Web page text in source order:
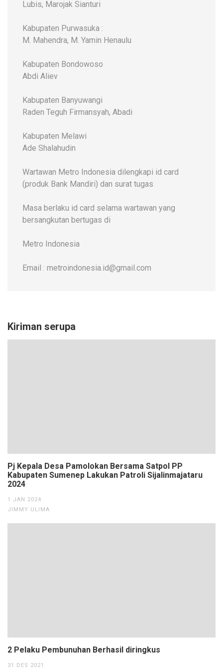
Lubis, Marojak Sianturi
Kabupaten Purwasuka :
M. Mahendra, M. Yamin Henaulu
Kabupaten Bondowoso
Abdi Aliev
Kabupaten Banyuwangi
Raden Teguh Firmansyah, Abadi
Kabupaten Melawi
Ade Shalahudin
Wartawan Metro Indonesia dilengkapi id card
(produk Bank Mandiri) dan surat tugas
Masa berlaku id card selama wartawan yang
bersangkutan bertugas di
Metro Indonesia
Email : metroindonesia.id@gmail.com
Kiriman serupa
Pj Kepala Desa Pamolokan Bersama Satpol PP
Kabupaten Sumenep Lakukan Patroli Sijalinmajataru
2024
1 JAN 2024
JIMMY ULIMA
2 Pelaku Pembunuhan Berhasil diringkus
31 DES 2021